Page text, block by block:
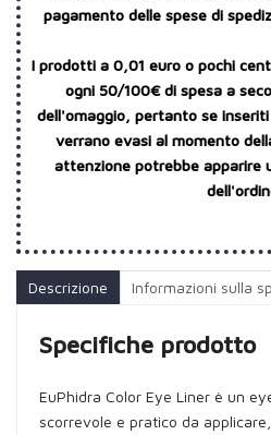
pagamento delle spese di
I prodotti a 0,01 euro o pochi
ogni 50/100€ di spesa a
dell'omaggio, pertanto se
verrano evasi al momento
attenzione potrebbe apparire
Descrizione Informazioni sulla
Specifiche prodotto
EuPhidra Color Eye Liner è un
scorrevole e pratico da